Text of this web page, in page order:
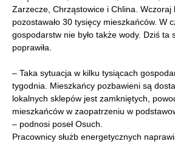
Zarzecze, Chrząstowice i Chlina. Wczoraj
pozostawało 30 tysięcy mieszkańców. W
gospodarstw nie było także wody. Dziś ta
poprawiła.
– Taka sytuacja w kilku tysiącach
tygodnia. Mieszkańcy pozbawieni są
lokalnych sklepów jest zamkniętych,
mieszkańców w zaopatrzeniu w
– podnosi poseł Osuch.
Pracownicy służb energetycznych